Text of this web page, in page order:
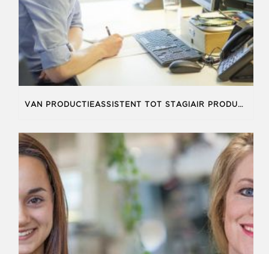
VAN PRODUCTIEASSISTENT TOT STAGIAIR PRODUCER